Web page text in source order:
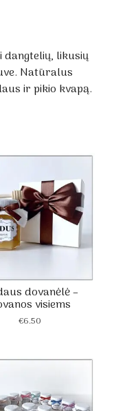
dangtelių, likusių
Natūralus
ir pikio kvapą.
dovanėlė –
visiems
€6.50